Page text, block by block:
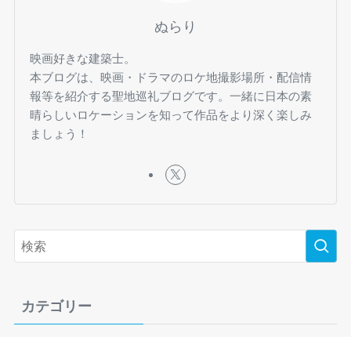
ぬらり
映画好きな建築士。
本ブログは、映画・ドラマのロケ地撮影場所・配信情
報等を紹介する聖地巡礼ブログです。一緒に日本の素
晴らしいロケーションを知って作品をより深く楽しみ
ましょう！
カテゴリー